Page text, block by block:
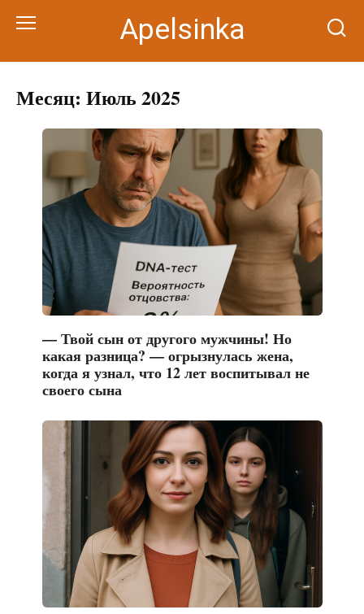
Apelsinka
Месяц: Июль 2025
— Твой сын от другого мужчины! Но
какая разница? — огрызнулась жена,
когда я узнал, что 12 лет воспитывал не
своего сына